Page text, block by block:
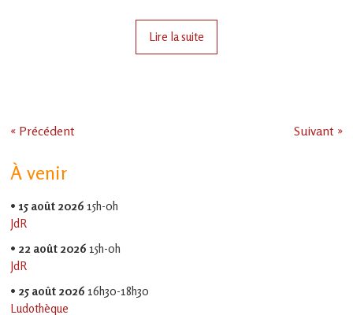
Lire la suite
« Précédent Suivant »
À venir
•15 août 2026 15h-0h
JdR
• 22 août 2026 15h-0h
JdR
• 25 août 2026 16h30-18h30
Ludothèque